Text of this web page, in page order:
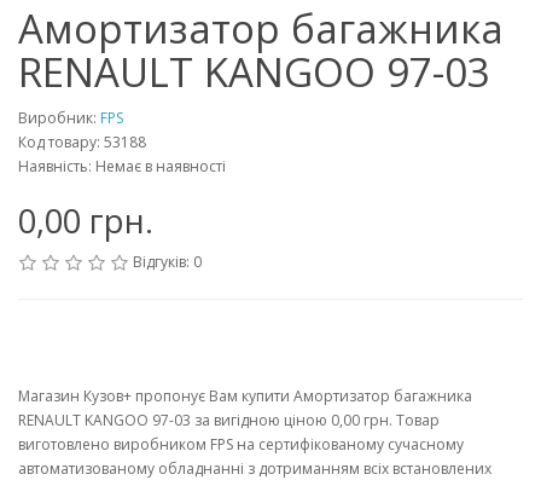
Амортизатор багажника
RENAULT KANGOO 97-03
Виробник: FPS
Код товару: 53188
Наявність: Немає в наявності
0,00 грн.
Відгуків: 0
Магазин Кузов+ пропонує Вам купити Амортизатор багажника
RENAULT KANGOO 97-03 за вигідною ціною 0,00 грн. Товар
виготовлено виробником FPS на сертифікованому сучасному
автоматизованому обладнанні з дотриманням всіх встановлених